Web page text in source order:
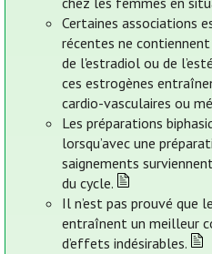
Certaines associations
récentes ne
de l'estradiol ou de
ces estrogènes
cardio-vasculaires ou
Les préparations
lorsqu’avec une
saignements
du cycle.
Il n’est pas prouvé que
entraînent un meilleur
d’effets indésirables.